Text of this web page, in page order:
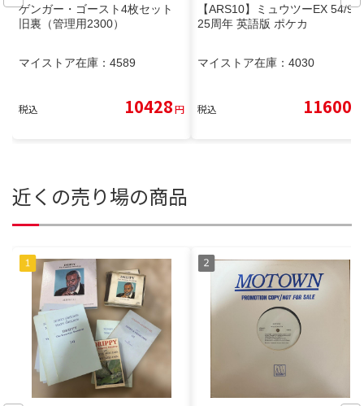
ゲンガー・ゴースト4枚セット
旧裏（管理用2300）
マイストア在庫： 4589
税込 10428円
【ARS10】ミュウツーEX 54/99
25周年 英語版 ポケカ
マイストア在庫： 4030
税込 11600
近くの売り場の商品